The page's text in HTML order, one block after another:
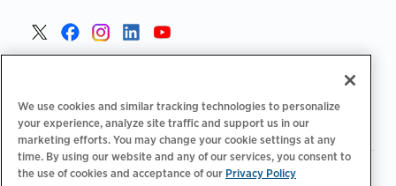
Polityka prywatności | Opcje prywatności|Legalny
We use cookies and similar tracking technologies to personalize
your experience, analyze site traffic and support us in our
marketing efforts. You may change your cookie settings at any
time. By using our website and any of our services, you consent to
the use of cookies and acceptance of our Privacy Policy